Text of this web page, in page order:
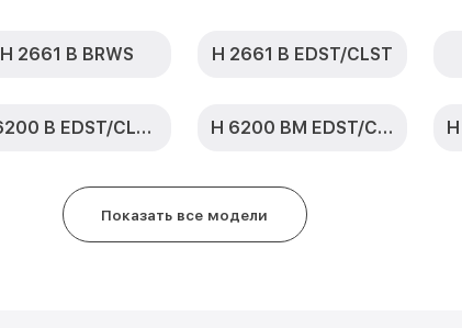
H 2661 B BRWS H 2661 B EDST/CLST
H 6200 B EDST/CLST H 6200 BM EDST/CLST
Показать все модели